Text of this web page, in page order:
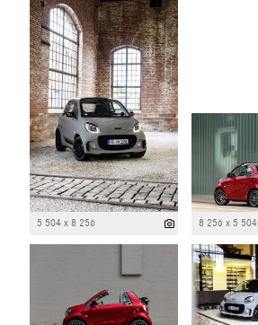
5 504 x 8 256 8 256 x 5 504